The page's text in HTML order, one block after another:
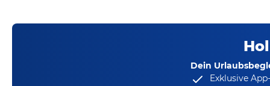
Dein
Exklusive